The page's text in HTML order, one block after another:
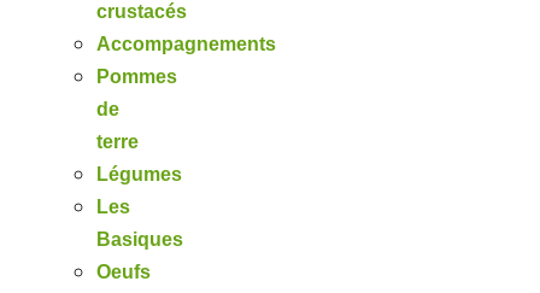
crustacés
Accompagnements
Pommes
de
terre
Légumes
Les
Basiques
Oeufs